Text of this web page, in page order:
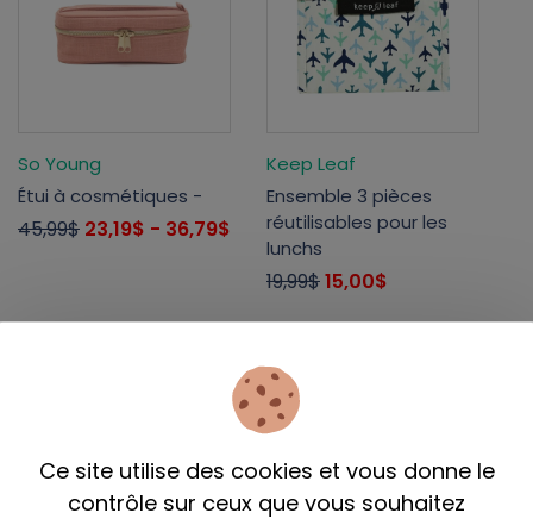
So Young
Étui à cosmétiques -
45,99$ 23,19$ - 36,79$
Keep Leaf
Ensemble 3 pièces
réutilisables pour les
lunchs
19,99$15,00$
Liquidation
Ce site utilise des cookies et vous donne le
contrôle sur ceux que vous souhaitez